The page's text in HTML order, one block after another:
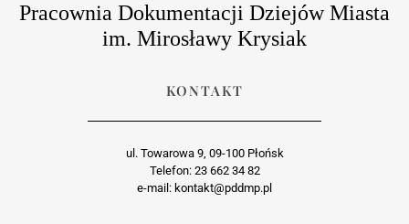
Pracownia Dokumentacji Dziejów Miasta
im. Mirosławy Krysiak
KONTAKT
ul. Towarowa 9, 09-100 Płońsk
Telefon: 23 662 34 82
e-mail: kontakt@pddmp.pl